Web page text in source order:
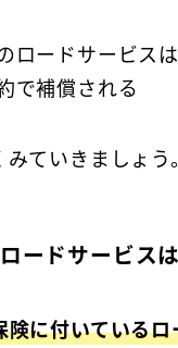
ロードサービス
で補償される
ていきましょう。
ードサービス
険に付いている